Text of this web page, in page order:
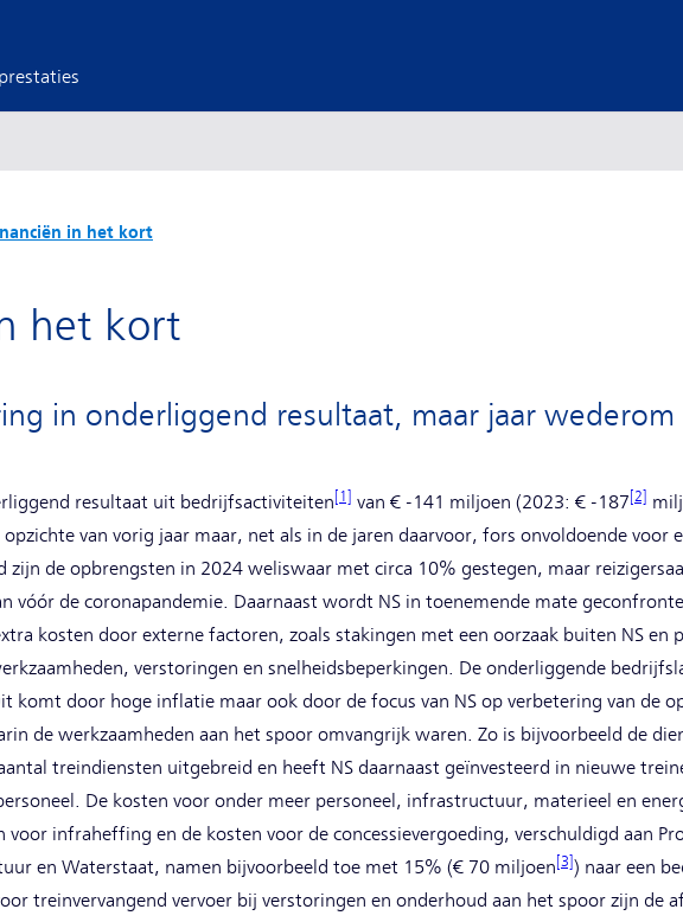
in het kort
het kort
in onderliggend resultaat, maar jaar wederom
resultaat uit bedrijfsactiviteiten [1] van € -141 miljoen (2023: € -187 [2]
van vorig jaar maar, net als in de jaren daarvoor, fors onvoldoende voor
zijn de opbrengsten in 2024 weliswaar met circa 10% gestegen, maar
vóór de coronapandemie. Daarnaast wordt NS in toenemende mate
kosten door externe factoren, zoals stakingen met een oorzaak buiten NS en
verstoringen en snelheidsbeperkingen. De onderliggende
komt door hoge inflatie maar ook door de focus van NS op verbetering van de
de werkzaamheden aan het spoor omvangrijk waren. Zo is bijvoorbeeld de
treindiensten uitgebreid en heeft NS daarnaast geïnvesteerd in nieuwe
De kosten voor onder meer personeel, infrastructuur, materieel en
infraheffing en de kosten voor de concessievergoeding, verschuldigd aan
en Waterstaat, namen bijvoorbeeld toe met 15% (€ 70 miljoen [3] ) naar een
treinvervangend vervoer bij verstoringen en onderhoud aan het spoor zijn de